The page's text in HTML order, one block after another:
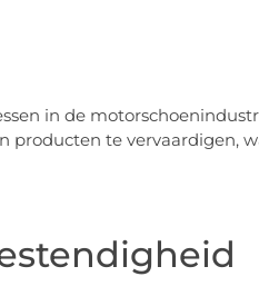
in de
te vervaardigen,